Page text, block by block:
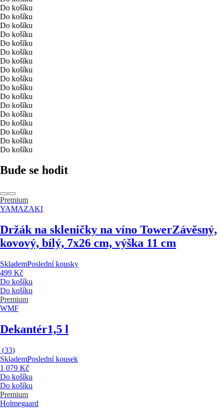
Do košíku
Do košíku
Do košíku
Do košíku
Do košíku
Do košíku
Do košíku
Do košíku
Do košíku
Do košíku
Do košíku
Do košíku
Do košíku
Do košíku
Do košíku
Do košíku
Do košíku
Bude se hodit
Premium
YAMAZAKI
Držák na skleničky na víno TowerZávěsný,
kovový, bílý, 7x26 cm, výška 11 cm
SklademPoslední kousky
499 Kč
Do košíku
Do košíku
Premium
WMF
Dekantér1,5 l
(33)
SklademPoslední kousek
1 079 Kč
Do košíku
Do košíku
Premium
Holmegaard